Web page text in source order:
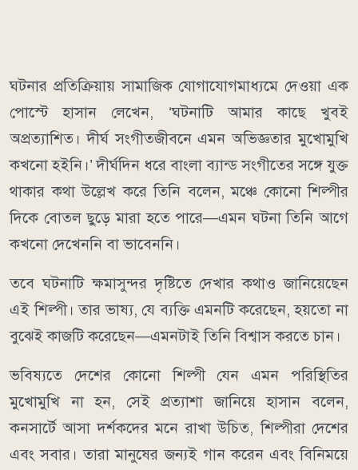
ঘটনার প্রতিক্রিয়ায় সামাজিক যোগাযোগমাধ্যমে দেওয়া এক
পোস্টে হাসান লেখেন, ‘ঘটনাটি আমার কাছে খুবই
অপ্রত্যাশিত। দীর্ঘ সংগীতজীবনে এমন অভিজ্ঞতার মুখোমুখি
কখনো হইনি।’ দীর্ঘদিন ধরে বাংলা ব্যান্ড সংগীতের সঙ্গে যুক্ত
থাকার কথা উল্লেখ করে তিনি বলেন, মঞ্চে কোনো শিল্পীর
দিকে বোতল ছুড়ে মারা হতে পারে—এমন ঘটনা তিনি আগে
কখনো দেখেননি বা ভাবেননি।
তবে ঘটনাটি ক্ষমাসুন্দর দৃষ্টিতে দেখার কথাও জানিয়েছেন
এই শিল্পী। তার ভাষ্য, যে ব্যক্তি এমনটি করেছেন, হয়তো না
বুঝেই কাজটি করেছেন—এমনটাই তিনি বিশ্বাস করতে চান।
ভবিষ্যতে দেশের কোনো শিল্পী যেন এমন পরিস্থিতির
মুখোমুখি না হন, সেই প্রত্যাশা জানিয়ে হাসান বলেন,
কনসার্টে আসা দর্শকদের মনে রাখা উচিত, শিল্পীরা দেশের
এবং সবার। তারা মানুষের জন্যই গান করেন এবং বিনিময়ে